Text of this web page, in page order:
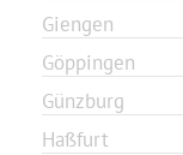
Giengen
Göppingen
Günzburg
Haßfurt